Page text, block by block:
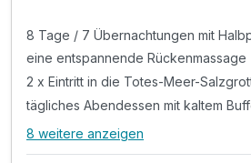
8 Tage / 7 Übernachtungen mit
eine entspannende Rückenmassage
2 x Eintritt in die Totes-Meer-
Alle Inklusivleistungen
8 weitere anzeigen